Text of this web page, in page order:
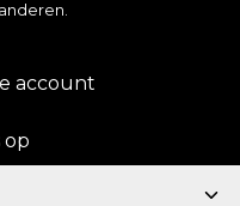
account
op